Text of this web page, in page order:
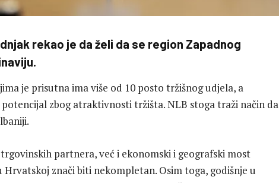
rekao je da želi da se region Zapadnog
je prisutna ima više od 10 posto tržišnog udjela, a
zbog atraktivnosti tržišta. NLB stoga traži način da
partnera, već i ekonomski i geografski most
znači biti nekompletan. Osim toga, godišnje u